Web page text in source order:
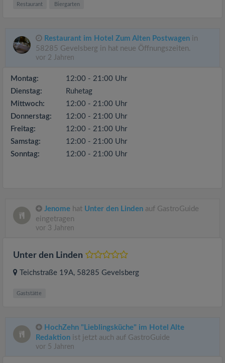
Restaurant Biergarten
Restaurant im Hotel Zum Alten Postwagen in
58285 Gevelsberg in hat neue Öffnungszeiten.
vor 2 Jahren
Montag:
12:00 - 21:00 Uhr
Dienstag:
Ruhetag
Mittwoch:
12:00 - 21:00 Uhr
Donnerstag:
12:00 - 21:00 Uhr
Freitag:
12:00 - 21:00 Uhr
Samstag:
12:00 - 21:00 Uhr
Sonntag:
12:00 - 21:00 Uhr
Jenome hat Unter den Linden auf GastroGuide
eingetragen
vor 3 Jahren
Unter den Linden
Teichstraße 19A, 58285 Gevelsberg
Gaststätte
HochZehn "Lieblingsküche" im Hotel Alte
Redaktion ist jetzt auch auf GastroGuide
vor 5 Jahren